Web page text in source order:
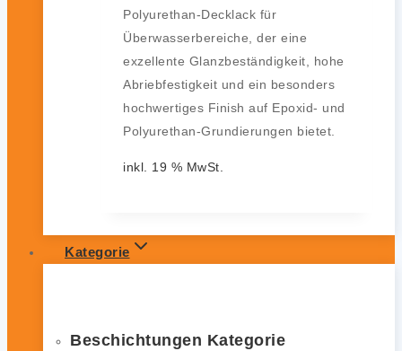
Polyurethan-Decklack für
Überwasserbereiche, der eine
exzellente Glanzbeständigkeit, hohe
Abriebfestigkeit und ein besonders
hochwertiges Finish auf Epoxid- und
Polyurethan-Grundierungen bietet.
inkl. 19 % MwSt.
Kategorie
Beschichtungen Kategorie